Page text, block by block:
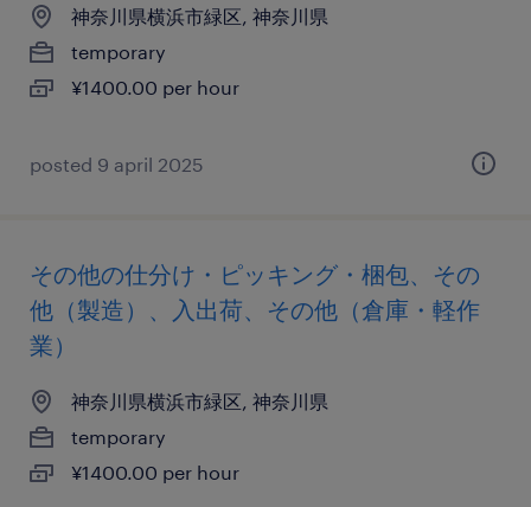
神奈川県横浜市緑区, 神奈川県
temporary
¥1400.00 per hour
posted 9 april 2025
その他の仕分け・ピッキング・梱包、その
他（製造）、入出荷、その他（倉庫・軽作
業）
神奈川県横浜市緑区, 神奈川県
temporary
¥1400.00 per hour